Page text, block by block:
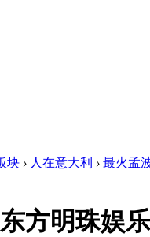
块 › 人在意大利 › 最火孟
方明珠娱